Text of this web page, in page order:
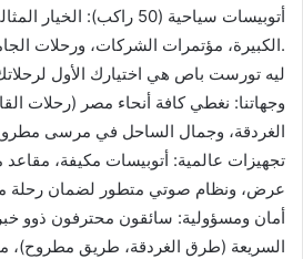
الكبيرة، مؤتمرات الشركات، ورحلات الجامعات والمدارس.
ليه تورست باص هي اختيارك الأول
وجهاتنا: نغطي كافة أنحاء مصر (رحلات
الغردقة، وجمال الساحل في مرسى
تجهيزات عالمية: أتوبيسات مكيفة،
عرض، ونظام صوتي متطور لضمان رحلة
أمان ومسؤولية: سائقون محترفون ذوو
السريعة (طرق الغردقة، طريق مطروح)،